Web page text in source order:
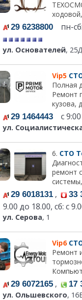
29 6238800 пн-
ул. Основателей,
Vip5
Полная
Ремонт
кузова,
29 1464443 с
ул.
6. СТО
ремонт
29 6018131 , 33
9.00 до 18.00, сб: с
ул. Серова, 1
Vip6
Ремонт
29 6072165 , 17
ул. Ольшевского,